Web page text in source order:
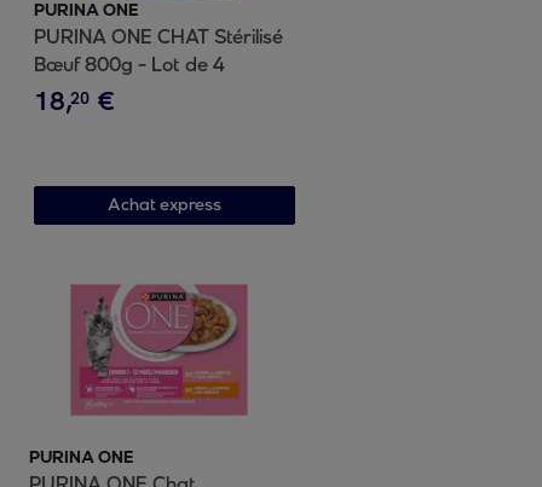
PURINA ONE
PURINA ONE CHAT Stérilisé
Bœuf 800g - Lot de 4
18,20 €
Achat express
PURINA ONE